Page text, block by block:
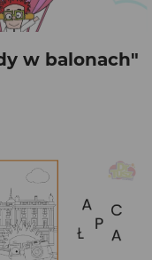
w balonach"